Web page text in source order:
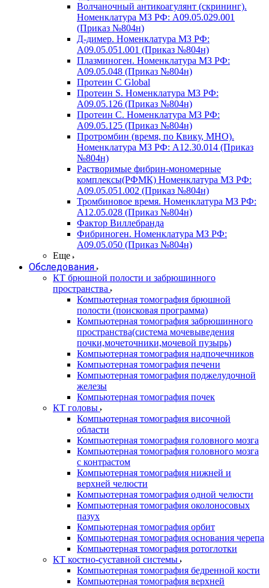
Волчаночный антикоагулянт (скрининг).
Номенклатура МЗ РФ: A09.05.029.001
(Приказ №804н)
Д-димер. Номенклатура МЗ РФ:
A09.05.051.001 (Приказ №804н)
Плазминоген. Номенклатура МЗ РФ:
A09.05.048 (Приказ №804н)
Протеин C Global
Протеин S. Номенклатура МЗ РФ:
A09.05.126 (Приказ №804н)
Протеин С. Номенклатура МЗ РФ:
A09.05.125 (Приказ №804н)
Протромбин (время, по Квику, МНО).
Номенклатура МЗ РФ: A12.30.014 (Приказ
№804н)
Растворимые фибрин-мономерные
комплексы(РФМК) Номенклатура МЗ РФ:
A09.05.051.002 (Приказ №804н)
Тромбиновое время. Номенклатура МЗ РФ:
A12.05.028 (Приказ №804н)
Фактор Виллебранда
Фибриноген. Номенклатура МЗ РФ:
A09.05.050 (Приказ №804н)
Еще
Обследования
КТ брюшной полости и забрюшинного
пространства
Компьютерная томография брюшной
полости (поисковая программа)
Компьютерная томография забрюшинного
пространства(система мочевыведения
почки,мочеточники,мочевой пузырь)
Компьютерная томография надпочечников
Компьютерная томография печени
Компьютерная томография поджелудочной
железы
Компьютерная томография почек
КТ головы
Компьютерная томография височной
области
Компьютерная томография головного мозга
Компьютерная томография головного мозга
с контрастом
Компьютерная томография нижней и
верхней челюсти
Компьютерная томография одной челюсти
Компьютерная томография околоносовых
пазух
Компьютерная томография орбит
Компьютерная томография основания черепа
Компьютерная томография ротоглотки
КТ костно-суставной системы
Компьютерная томография бедренной кости
Компьютерная томография верхней